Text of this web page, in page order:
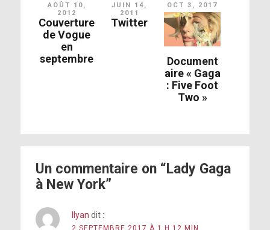
AOÛT 10,
2012
Couverture
de Vogue
en
septembre
JUIN 14,
2011
Twitter
OCT 3, 2017
Document
aire « Gaga
: Five Foot
Two »
Un commentaire on “Lady Gaga
à New York”
Ilyan dit :